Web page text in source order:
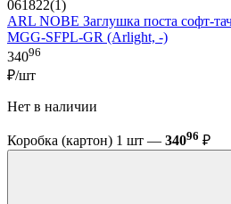
061822(1)
ARL NOBE Заглушка поста софт-
MGG-SFPL-GR (Arlight, -)
34096
₽/шт
Нет в наличии
Коробка (картон) 1 шт — 34096 ₽